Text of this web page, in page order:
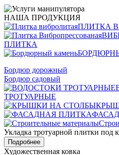
НАША ПРОДУКЦИЯ
ПЛИТКА
ПЛИТКА
Бордюр дорожный
Бордюр садовый
ТРОТУАРНЫЕ
Укладка тротуарной плитки под
Подробнее
Художественная ковка